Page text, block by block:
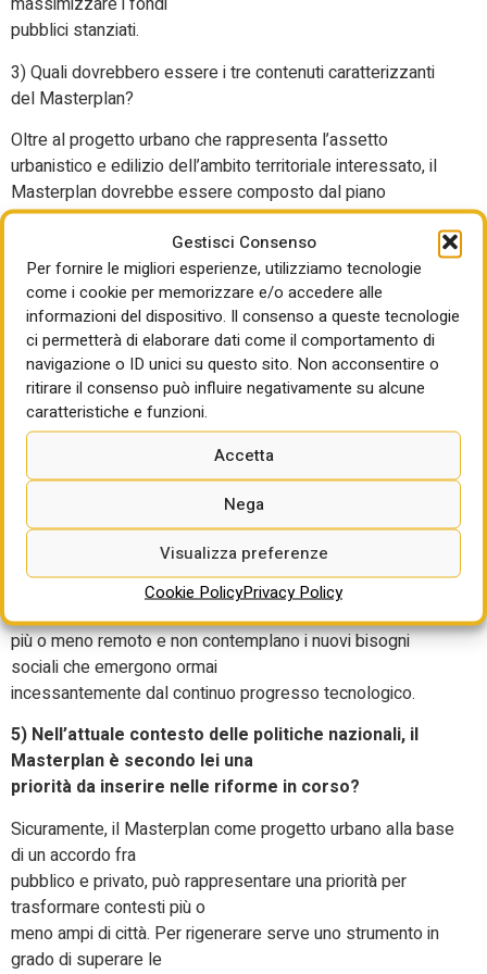
Gestisci Consenso
Per fornire le migliori esperienze, utilizziamo tecnologie
come i cookie per memorizzare e/o accedere alle
informazioni del dispositivo. Il consenso a queste tecnologie
ci permetterà di elaborare dati come il comportamento di
navigazione o ID unici su questo sito. Non acconsentire o
ritirare il consenso può influire negativamente su alcune
caratteristiche e funzioni.
Accetta
Nega
Visualizza preferenze
Cookie PolicyPrivacy Policy
pubblici stanziati.
3) Quali dovrebbero essere i tre contenuti caratterizzanti
del Masterplan?
Oltre al progetto urbano che rappresenta l’assetto
urbanistico e edilizio dell’ambito territoriale interessato, il
Masterplan dovrebbe essere composto dal piano
economico-finanziario, che illustra i valori economici degli
interventi pubblici e privati programmati e che ne dimostra
la fattibilità e la sostenibilità, e da un documento che
evidenzi le garanzie di sostenibilità ambientale. Non
dimentichiamo anche la presenza di una convenzione
urbanistica che disciplini gli obblighi del privato.
4) Rispetto alla situazione attuale che si trova a
fronteggiare un amministratore,
qual è il principale vantaggio che può apportare?
Il Masterplan, accompagnato dall’Accordo
pubblico/privato, consente prima di tutto
la messa a terra di interventi in linea con le esigenze della
collettività e quindi una
maggiore flessibilità. I piani urbanistici comunali sono stati
costruiti in un passato
più o meno remoto e non contemplano i nuovi bisogni
sociali che emergono ormai
incessantemente dal continuo progresso tecnologico.
5) Nell’attuale contesto delle politiche nazionali, il
Masterplan è secondo lei una
priorità da inserire nelle riforme in corso?
Sicuramente, il Masterplan come progetto urbano alla base
di un accordo fra
pubblico e privato, può rappresentare una priorità per
trasformare contesti più o
meno ampi di città. Per rigenerare serve uno strumento in
grado di superare le